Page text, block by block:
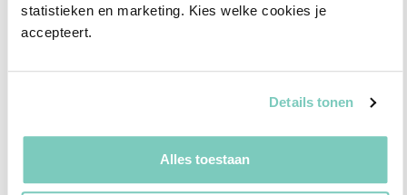
statistieken en marketing. Kies welke cookies je
accepteert.
Details tonen
Alles toestaan
✓ Gratis personal shopping